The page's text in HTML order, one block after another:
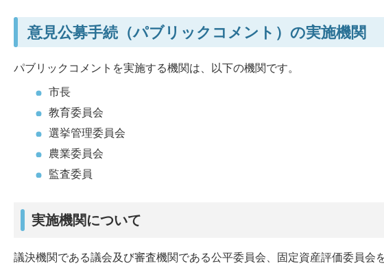
意見公募手続（パブリックコメント）の実施機関
パブリックコメントを実施する機関は、以下の機関です。
市長
教育委員会
選挙管理委員会
農業委員会
監査委員
実施機関について
議決機関である議会及び審査機関である公平委員会、固定資産評価委員会